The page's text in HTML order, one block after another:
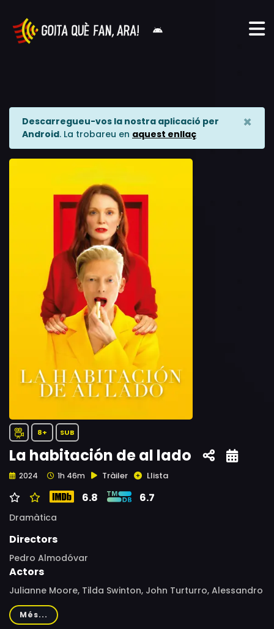
Descarregueu-vos la nostra aplicació per
Android. La trobareu en aquest enllaç
×
8+ SUB
La habitación de al lado
2024 1h 46m Tràiler Llista
6.8 6.7
Dramàtica
Directors
Pedro Almodóvar
Actors
Julianne Moore, Tilda Swinton, John Turturro, Alessandro
Nivola, Juan Diego Botto, Raul Arevalo, Victoria Luengo,
Alex Høgh Andersen, Esther McGregor, Melina Matthews,
Més...